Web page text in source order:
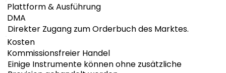
Plattform & Ausführung
DMA
Direkter Zugang zum Orderbuch des Marktes.
Kosten
Kommissionsfreier Handel
Einige Instrumente können ohne zusätzliche